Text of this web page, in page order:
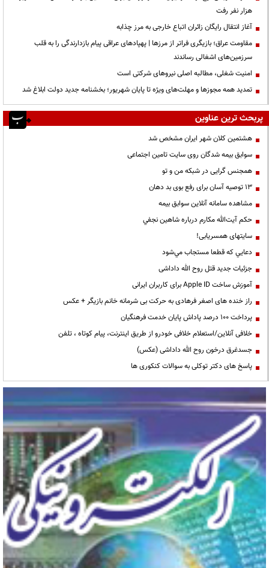
هزار نفر رفت
آغاز انتقال رایگان زائران اتباع خارجی به مرز چذابه
مقاومت عراق؛ بازیگری فراتر از مرزها | پهپادهای عراقی پیام بازدارندگی را به قلب
سرزمین‌های اشغالی رساندند
‌امنیت شغلی، مطالبه اصلی نیروهای شرکتی است
تمدید همه مجوزها و مهلت‌های ویژه تا پایان شهریور؛ بخشنامه جدید دولت ابلاغ شد
پربحث ترین عناوین
هشتمین کلان شهر ایران مشخص شد
سوابق بیمه شدگان روی سایت تامین اجتماعی
همجنس گرایی در شبکه من و تو
13 توصیه آسان برای رفع بوی بد دهان
مشاهده سامانه آنلاين سوابق بیمه
حكم آيت‌الله مكارم درباره شاهين نجفي
سایتهای همسریابی!
دعايي كه قطعا مستجاب مي‌شود
جزئیات جدید قتل روح الله داداشی
آموزش ساخت Apple ID برای کاربران ایرانی
راز خنده های اصغر فرهادی به حرکت بی شرمانه خانم بازیگر + عکس
پرداخت ۱۰۰ درصد پاداش پایان خدمت فرهنگیان
خلافی آنلاین/استعلام خلافی خودرو از طریق اینترنت، پیام کوتاه ، تلفن
جسدغرق درخون روح الله داداشی (عکس)
پاسخ های دکتر توکلی به سوالات کنکوری ها